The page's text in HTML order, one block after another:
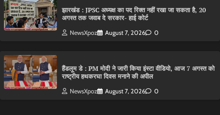
झारखंड : JPSC अध्यक्ष का पद रिक्त नहीं रखा जा सकता है, 20
अगस्त तक जवाब दे सरकार- हाई कोर्ट
NewsXpoz August 7, 2026 0
हैंडलूम डे : PM मोदी ने जारी किया इंस्टा वीडियो, आज 7 अगस्त को
राष्ट्रीय हथकरघा दिवस मनाने की अपील
NewsXpoz August 7, 2026 0